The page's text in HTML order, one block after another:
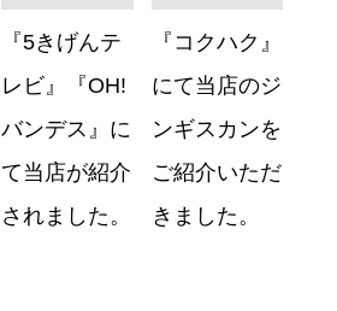
『5きげんテ
レビ』『OH!
バンデス』に
て当店が紹介
されました。
『コクハク』
にて当店のジ
ンギスカンを
ご紹介いただ
きました。